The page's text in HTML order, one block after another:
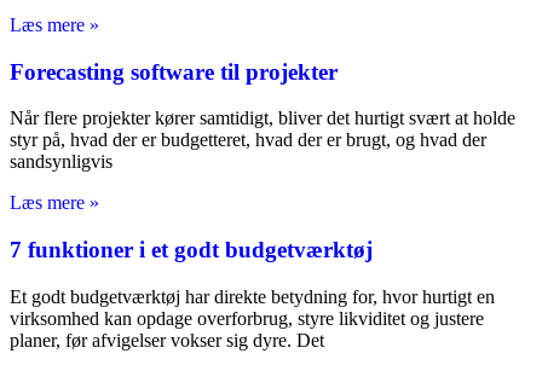
Læs mere »
Forecasting software til projekter
Når flere projekter kører samtidigt, bliver det hurtigt svært at holde
styr på, hvad der er budgetteret, hvad der er brugt, og hvad der
sandsynligvis
Læs mere »
7 funktioner i et godt budgetværktøj
Et godt budgetværktøj har direkte betydning for, hvor hurtigt en
virksomhed kan opdage overforbrug, styre likviditet og justere
planer, før afvigelser vokser sig dyre. Det